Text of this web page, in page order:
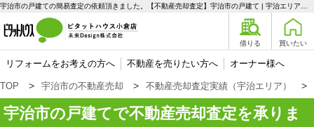
借りる 買いたい
リフォームをお考えの方へ 不動産を売りたい方へ オーナー様へ
TOP 宇治市の不動産売却 不動産売却査定実績（宇治エリア）
宇治市の戸建てで不動産売却査定を承りま